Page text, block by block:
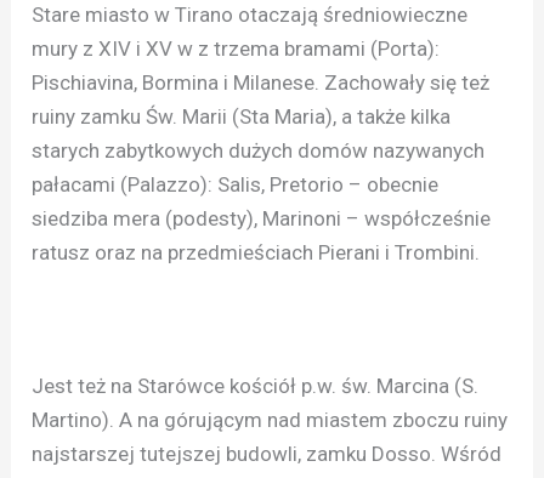
Stare miasto w Tirano otaczają średniowieczne
mury z XIV i XV w z trzema bramami (Porta):
Pischiavina, Bormina i Milanese. Zachowały się też
ruiny zamku Św. Marii (Sta Maria), a także kilka
starych zabytkowych dużych domów nazywanych
pałacami (Palazzo): Salis, Pretorio – obecnie
siedziba mera (podesty), Marinoni – współcześnie
ratusz oraz na przedmieściach Pierani i Trombini.
Jest też na Starówce kościół p.w. św. Marcina (S.
Martino). A na górującym nad miastem zboczu ruiny
najstarszej tutejszej budowli, zamku Dosso. Wśród